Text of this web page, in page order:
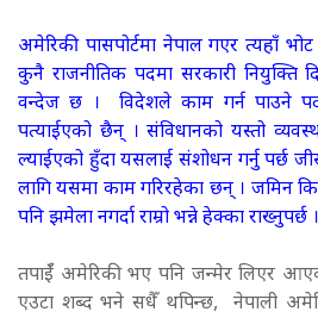
अमेरिकी पासपोर्टमा नेपाल गएर त्यहाँ
कुनै राजनीतिक पदमा सरकारी नियुक्ति
वन्देज छ । विदेशले काम गर्न पाउने
पत्याईएको छैन् । संविधानको यस्तो
ल्याईएको हुँदा यसलाई संशोधन गर्नु पर्छ
लागि यसमा काम गरिरहेका छन् । जमिन
पनि झमेला नगर्दा राम्रो भन्ने हेक्का राख्नुपर्छ ।
तपाईँ अमेरिकी भए पनि जन्मेर लिएर
एउटा शब्द भने सधैँ थपिन्छ, नेपाली